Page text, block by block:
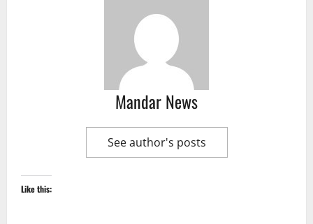
Mandar News
See author's posts
Like this: